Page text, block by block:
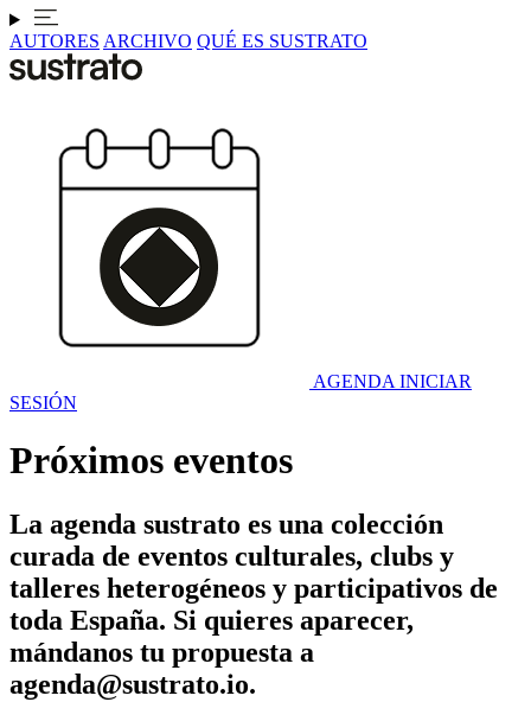
AUTORES ARCHIVO QUÉ ES SUSTRATO
AGENDA INICIAR
SESIÓN
Próximos eventos
La agenda sustrato es una colección
curada de eventos culturales, clubs y
talleres heterogéneos y participativos de
toda España. Si quieres aparecer,
mándanos tu propuesta a
agenda@sustrato.io.